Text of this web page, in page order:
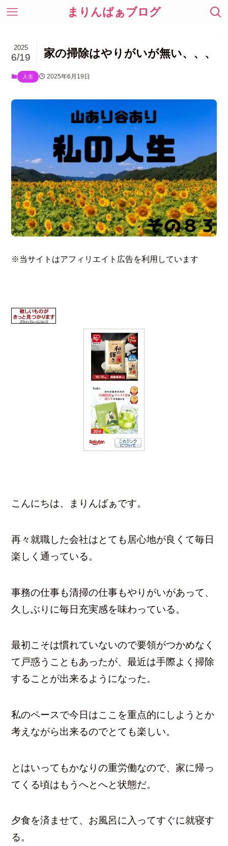
まりんばぁブログ
家の掃除はやりがいが無い、、、
2025
6/19
人生 2025年6月19日
※当サイトはアフィリエイト広告を利用しています
こんにちは、まりんばぁです。
再々就職した会社はとても居心地が良くて毎日
楽しく通っている。
事務の仕事も清掃の仕事もやりがいがあって、
久しぶりに毎日充実感を味わっている。
最初こそは慣れていないので要領がつかめなく
て戸惑うこともあったが、最近は手際よく掃除
することが出来るようになった。
私のペースで今日はここを重点的にしようとか
考えながら出来るのでとても楽しい。
とはいってもかなりの重労働なので、家に帰っ
てくる頃はもうへとへと状態だ。
夕食を済ませて、お風呂に入ってすぐに就寝す
る。